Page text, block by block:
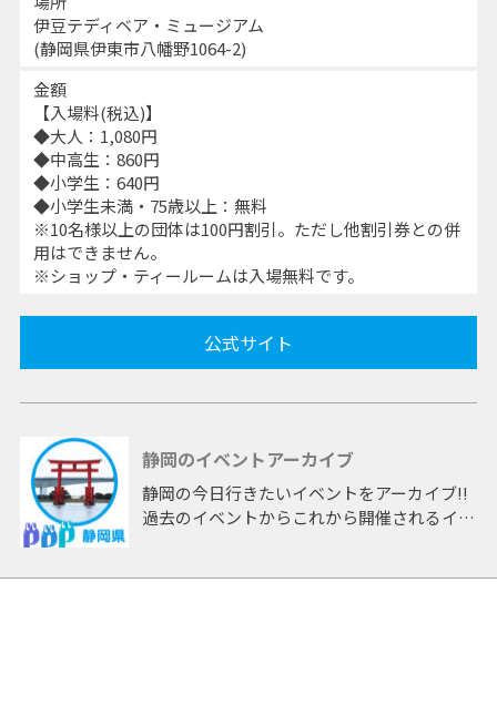
伊豆テディベア・ミュージアム
(静岡県伊東市八幡野1064-2)
金額
【入場料(税込)】
◆大人：1,080円
◆中高生：860円
◆小学生：640円
◆小学生未満・75歳以上：無料
※10名様以上の団体は100円割引。ただし他割引券との併
用はできません。
※ショップ・ティールームは入場無料です。
公式サイト
静岡のイベントアーカイブ
静岡の今日行きたいイベントをアーカイブ!!
過去のイベントからこれから開催されるイベ